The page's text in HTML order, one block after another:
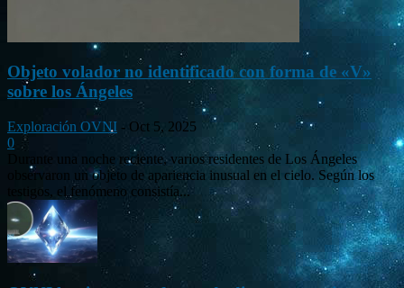
Objeto volador no identificado con forma de «V»
sobre los Ángeles
Exploración OVNI - Oct 5, 2025
0
Durante una noche reciente, varios residentes de Los Ángeles
observaron un objeto de apariencia inusual en el cielo. Según los
testigos, el fenómeno consistía...